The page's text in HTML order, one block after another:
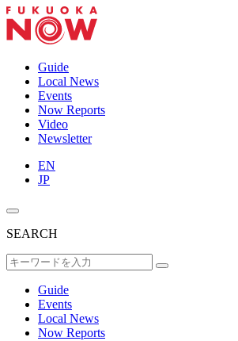
Guide
Local News
Events
Now Reports
Video
Newsletter
EN
JP
SEARCH
Guide
Events
Local News
Now Reports